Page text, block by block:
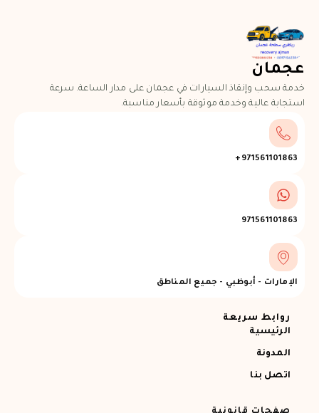
عجمان
خدمة سحب وإنقاذ السيارات في عجمان على مدار الساعة. سرعة
استجابة عالية وخدمة موثوقة بأسعار مناسبة.
971561101863+
971561101863
الإمارات - أبوظبي - جميع المناطق
روابط سريعة
الرئيسية
المدونة
اتصل بنا